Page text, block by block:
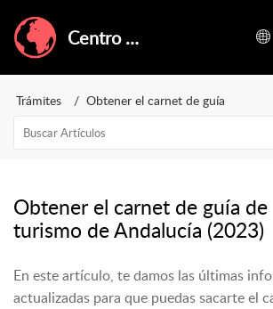
Centro de Ayuda de GuruWalk
Trámites Obtener el carnet de guía
Obtener el carnet de guía de
turismo de Andalucía (2023)
En este artículo, te damos las últimas
actualizadas para que puedas sacarte el